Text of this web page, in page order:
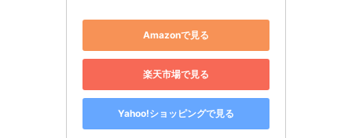
Amazonで見る
楽天市場で見る
Yahoo!ショッピングで見る